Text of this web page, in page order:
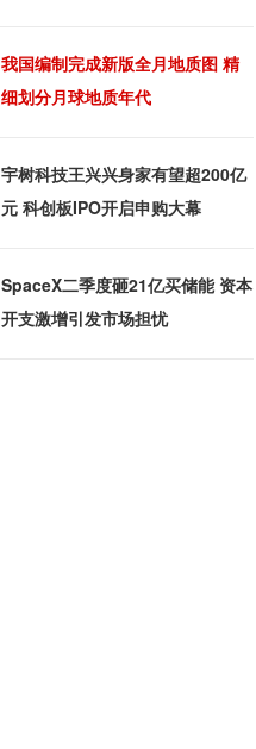
我国编制完成新版全月地质图 精
细划分月球地质年代
宇树科技王兴兴身家有望超200亿
元 科创板IPO开启申购大幕
SpaceX二季度砸21亿买储能 资本
开支激增引发市场担忧